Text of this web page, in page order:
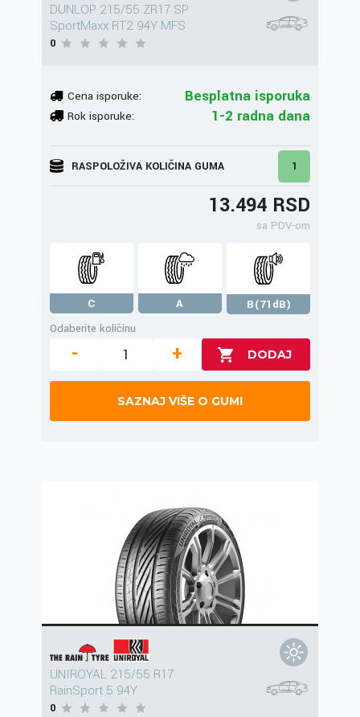
DUNLOP 215/55 ZR17 SP
SportMaxx RT2 94Y MFS
0
Cena isporuke: Besplatna isporuka
Rok isporuke: 1-2 radna dana
RASPOLOŽIVA KOLIČINA GUMA 1
13.494 RSD
sa PDV-om
C A
B(71dB)
Odaberite količinu
- +
SAZNAJ VIŠE O GUMI
UNIROYAL 215/55 R17
RainSport 5 94Y
0